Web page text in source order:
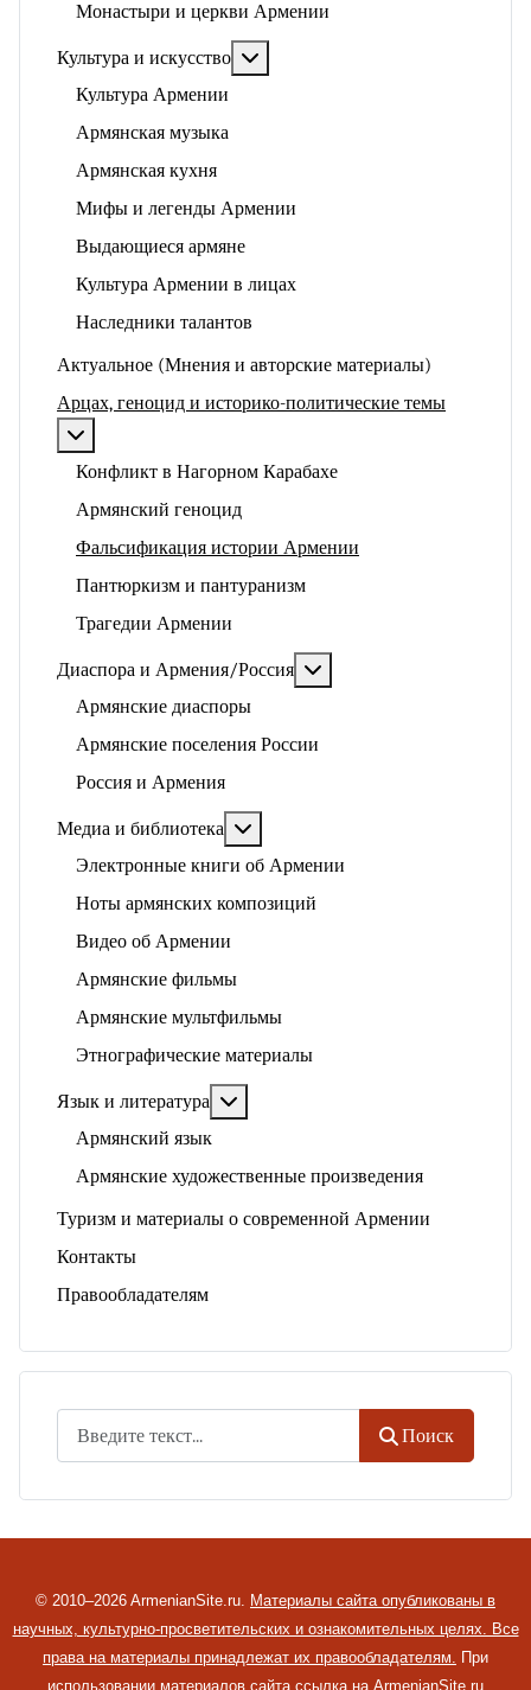
Монастыри и церкви Армении
Культура и искусство
Культура Армении
Армянская музыка
Армянская кухня
Мифы и легенды Армении
Выдающиеся армяне
Культура Армении в лицах
Наследники талантов
Актуальное (Мнения и авторские материалы)
Арцах, геноцид и историко-политические темы
Конфликт в Нагорном Карабахе
Армянский геноцид
Фальсификация истории Армении
Пантюркизм и пантуранизм
Трагедии Армении
Диаспора и Армения/Россия
Армянские диаспоры
Армянские поселения России
Россия и Армения
Медиа и библиотека
Электронные книги об Армении
Ноты армянских композиций
Видео об Армении
Армянские фильмы
Армянские мультфильмы
Этнографические материалы
Язык и литература
Армянский язык
Армянские художественные произведения
Туризм и материалы о современной Армении
Контакты
Правообладателям
Поиск
© 2010–2026 ArmenianSite.ru. Материалы сайта опубликованы в
научных, культурно-просветительских и ознакомительных целях. Все
права на материалы принадлежат их правообладателям. При
использовании материалов сайта ссылка на ArmenianSite.ru